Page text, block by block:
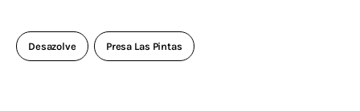
Desazolve Presa Las Pintas